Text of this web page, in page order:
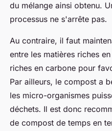
du mélange ainsi obtenu.
processus ne s'arrête pas.
Au contraire, il faut
entre les matières riches
riches en carbone pour
Par ailleurs, le compost a
les micro-organismes
déchets. Il est donc
de compost de temps en